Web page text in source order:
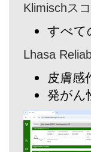
Klimischス
すべて
Lhasa
皮膚感
発がん